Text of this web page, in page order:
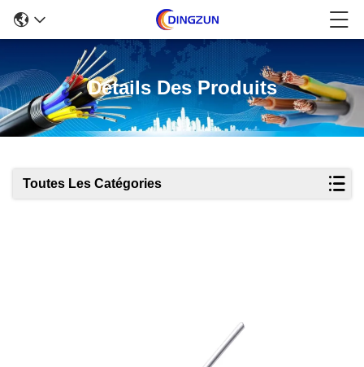
Détails Des Produits
Toutes Les Catégories